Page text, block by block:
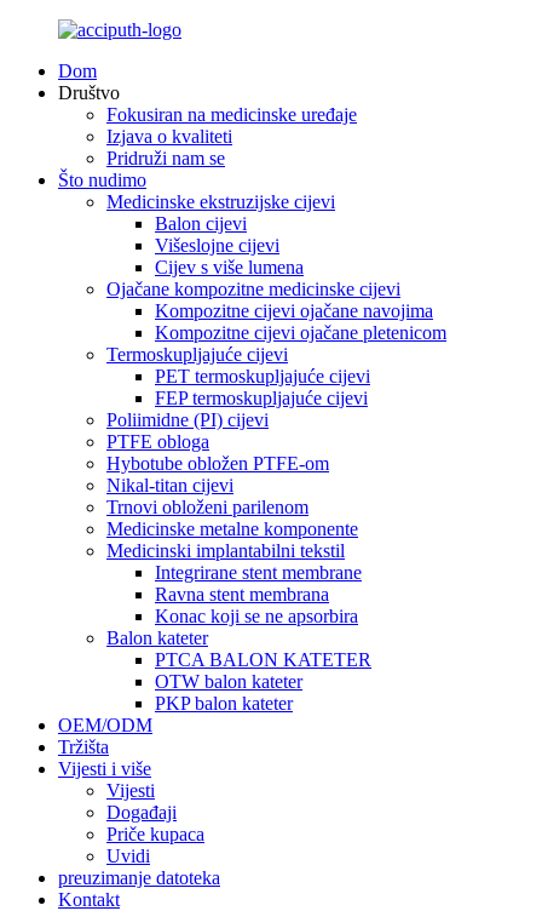
Dom
Društvo
Fokusiran na medicinske uređaje
Izjava o kvaliteti
Pridruži nam se
Što nudimo
Medicinske ekstruzijske cijevi
Balon cijevi
Višeslojne cijevi
Cijev s više lumena
Ojačane kompozitne medicinske cijevi
Kompozitne cijevi ojačane navojima
Kompozitne cijevi ojačane pletenicom
Termoskupljajuće cijevi
PET termoskupljajuće cijevi
FEP termoskupljajuće cijevi
Poliimidne (PI) cijevi
PTFE obloga
Hybotube obložen PTFE-om
Nikal-titan cijevi
Trnovi obloženi parilenom
Medicinske metalne komponente
Medicinski implantabilni tekstil
Integrirane stent membrane
Ravna stent membrana
Konac koji se ne apsorbira
Balon kateter
PTCA BALON KATETER
OTW balon kateter
PKP balon kateter
OEM/ODM
Tržišta
Vijesti i više
Vijesti
Događaji
Priče kupaca
Uvidi
preuzimanje datoteka
Kontakt